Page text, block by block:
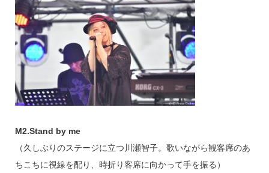
M2.Stand by me
（久しぶりのステージに立つ川瀬智子。歌いながら観客席のあ
ちこちに視線を配り、時折り客席に向かって手を振る）